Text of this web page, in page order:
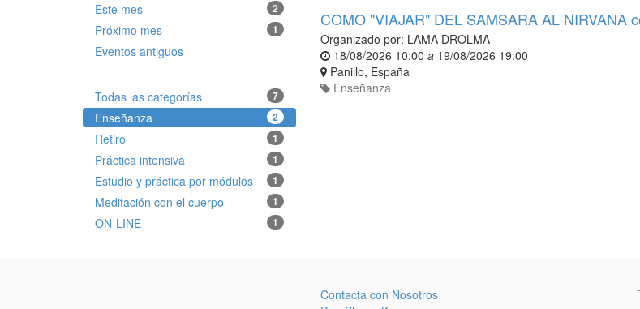
Este mes 2
Próximo mes 1
Eventos antiguos
Todas las categorías 7
Enseñanza 2
Retiro 1
Práctica intensiva 1
Estudio y práctica por módulos 1
Meditación con el cuerpo 1
ON-LINE 1
COMO "VIAJAR" DEL SAMSARA AL NIRVANA
Organizado por: LAMA DROLMA
18/08/2026 10:00 a 19/08/2026 19:00
Panillo, España
Enseñanza
Contacta con Nosotros